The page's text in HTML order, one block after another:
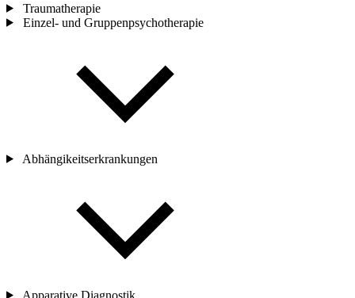
Traumatherapie
Einzel- und Gruppenpsychotherapie
Abhängikeitserkrankungen
Apparative Diagnostik